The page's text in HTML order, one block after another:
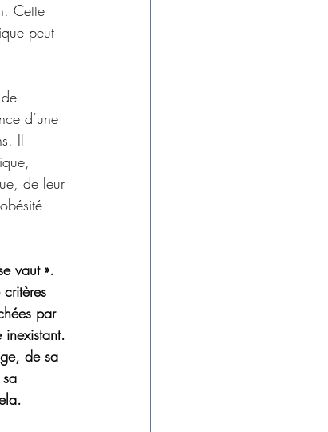
Cette
peut
d’une
Il
de leur
vaut ».
par
de sa